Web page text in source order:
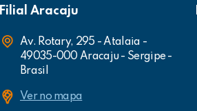
Filial Aracaju
Av. Rotary, 295 - Atalaia -
49035-000 Aracaju - Sergipe -
Brasil
Ver no mapa